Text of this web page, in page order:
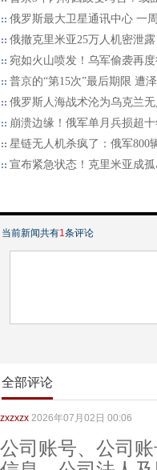
俄罗斯最大卫星通讯中心 一
俄撤克里米亚25万人机密泄
宛如火山喷发！乌军偷袭再
普京的“第15次”最后期限 遭
俄罗斯人海战术沦为乌克兰
崩溃边缘！俄军单月兵损超
星链无人机杀疯了：俄军800
宣布紧急状态！克里米亚成
当前新闻共有1条评论
全部评论
zxzxzx 2026年07月02日 00:06
公司账号、公司